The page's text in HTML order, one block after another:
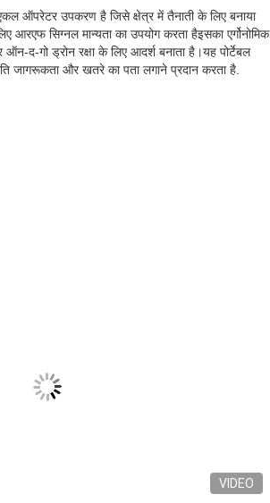
ऑपरेटर उपकरण है जिसे क्षेत्र में तैनाती के लिए बनाया
सिग्नल मान्यता का उपयोग करता हैइसका एर्गोनोमिक
द-गो ड्रोन रक्षा के लिए आदर्श बनाता है।यह पोर्टेबल
जागरूकता और खतरे का पता लगाने प्रदान करता है.
VIDEO